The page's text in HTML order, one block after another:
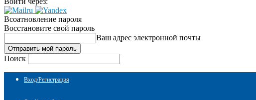
Всоатновление пароля
Восстановите свой пароль
Ваш адрес электронной почты
Поиск
Вход/Регистрация